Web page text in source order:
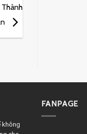
không
FANPAGE